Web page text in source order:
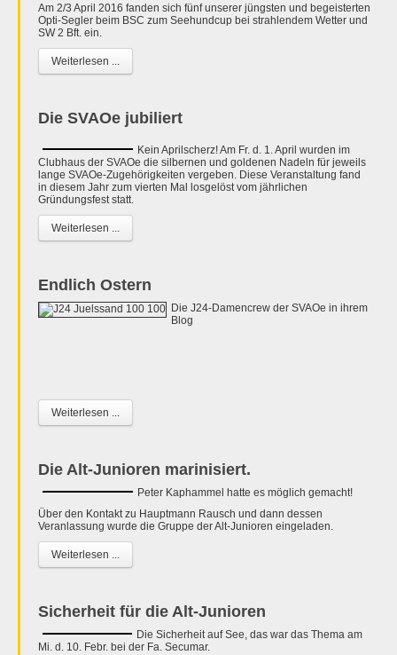
Am 2/3 April 2016 fanden sich fünf unserer jüngsten und begeisterten
Opti-Segler beim BSC zum Seehundcup bei strahlendem Wetter und
SW 2 Bft. ein.
Weiterlesen ...
Die SVAOe jubiliert
Kein Aprilscherz! Am Fr. d. 1. April wurden im
Clubhaus der SVAOe die silbernen und goldenen Nadeln für jeweils
lange SVAOe-Zugehörigkeiten vergeben. Diese Veranstaltung fand
in diesem Jahr zum vierten Mal losgelöst vom jährlichen
Gründungsfest statt.
Weiterlesen ...
Endlich Ostern
Die J24-Damencrew der SVAOe in ihrem
Blog
Weiterlesen ...
Die Alt-Junioren marinisiert.
Peter Kaphammel hatte es möglich gemacht!
Über den Kontakt zu Hauptmann Rausch und dann dessen
Veranlassung wurde die Gruppe der Alt-Junioren eingeladen.
Weiterlesen ...
Sicherheit für die Alt-Junioren
Die Sicherheit auf See, das war das Thema am
Mi. d. 10. Febr. bei der Fa. Secumar.